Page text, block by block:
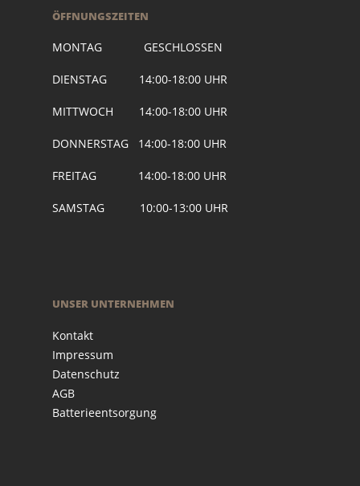
ÖFFNUNGSZEITEN
MONTAG GESCHLOSSEN
DIENSTAG 14:00-18:00 UHR
MITTWOCH 14:00-18:00 UHR
DONNERSTAG 14:00-18:00 UHR
FREITAG 14:00-18:00 UHR
SAMSTAG 10:00-13:00 UHR
UNSER UNTERNEHMEN
Kontakt
Impressum
Datenschutz
AGB
Batterieentsorgung